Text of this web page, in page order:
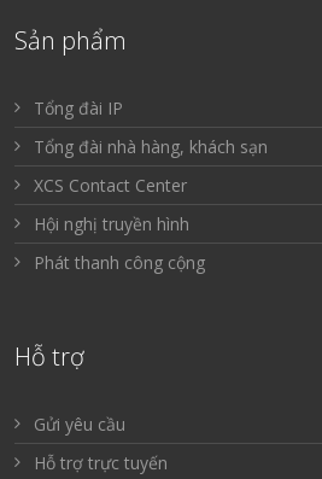
Sản phẩm
Tổng đài IP
Tổng đài nhà hàng, khách sạn
XCS Contact Center
Hội nghị truyền hình
Phát thanh công cộng
Hỗ trợ
Gửi yêu cầu
Hỗ trợ trực tuyến